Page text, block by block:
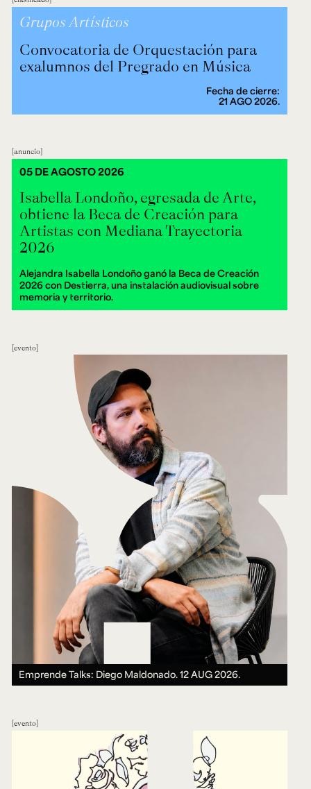
Grupos Artísticos
Convocatoria de Orquestación para
exalumnos del Pregrado en Música
Fecha de cierre:
21 AGO 2026.
anuncio
Isabella Londoño, egresada de Arte,
obtiene la Beca de Creación para
Artistas con Mediana Trayectoria
2026
Alejandra Isabella Londoño ganó la Beca de Creación
2026 con Destierra, una instalación audiovisual sobre
memoria y territorio.
05 DE AGOSTO 2026
evento
Emprende Talks: Diego Maldonado.12 AUG 2026.
evento